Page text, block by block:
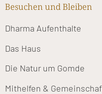
Besuchen und Bleiben
Dharma Aufenthalte
Das Haus
Die Natur um Gomde
Mithelfen &